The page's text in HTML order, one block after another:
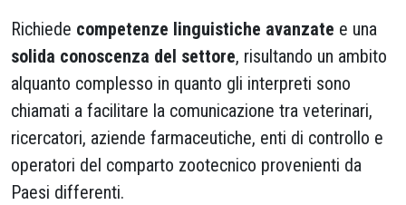
Richiede competenze linguistiche avanzate e una
solida conoscenza del settore, risultando un ambito
alquanto complesso in quanto gli interpreti sono
chiamati a facilitare la comunicazione tra veterinari,
ricercatori, aziende farmaceutiche, enti di controllo e
operatori del comparto zootecnico provenienti da
Paesi differenti.